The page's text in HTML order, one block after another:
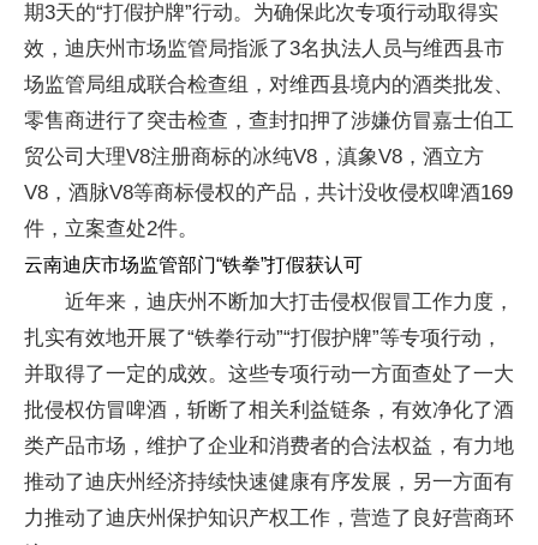
期3天的“打假护牌”行动。为确保此次专项行动取得实
效，迪庆州市场监管局指派了3名执法人员与维西县市
场监管局组成联合检查组，对维西县境内的酒类批发、
零售商进行了突击检查，查封扣押了涉嫌仿冒嘉士伯工
贸公司大理V8注册商标的冰纯V8，滇象V8，酒立方
V8，酒脉V8等商标侵权的产品，共计没收侵权啤酒169
件，立案查处2件。
云南迪庆市场监管部门“铁拳”打假获认可
近年来，迪庆州不断加大打击侵权假冒工作力度，
扎实有效地开展了“铁拳行动”“打假护牌”等专项行动，
并取得了一定的成效。这些专项行动一方面查处了一大
批侵权仿冒啤酒，斩断了相关利益链条，有效净化了酒
类产品市场，维护了企业和消费者的合法权益，有力地
推动了迪庆州经济持续快速健康有序发展，另一方面有
力推动了迪庆州保护知识产权工作，营造了良好营商环